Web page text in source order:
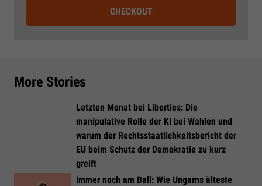
CHECKOUT
More Stories
Letzten Monat bei Liberties: Die
manipulative Rolle der KI bei Wahlen und
warum der Rechtsstaatlichkeitsbericht der
EU beim Schutz der Demokratie zu kurz
greift
Immer noch am Ball: Wie Ungarns älteste